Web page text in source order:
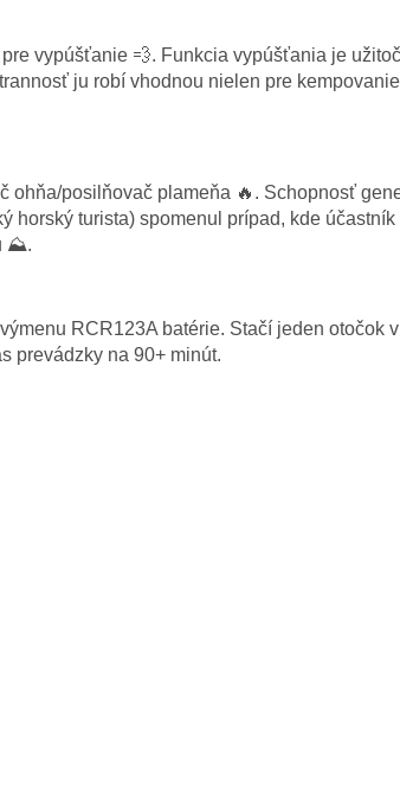
vypúšťanie 💨. Funkcia vypúšťania je
ju robí vhodnou nielen pre
posilňovač plameňa 🔥. Schopnosť
horský turista) spomenul prípad, kde
⛰️.
RCR123A batérie. Stačí jeden otočok
prevádzky na 90+ minút.